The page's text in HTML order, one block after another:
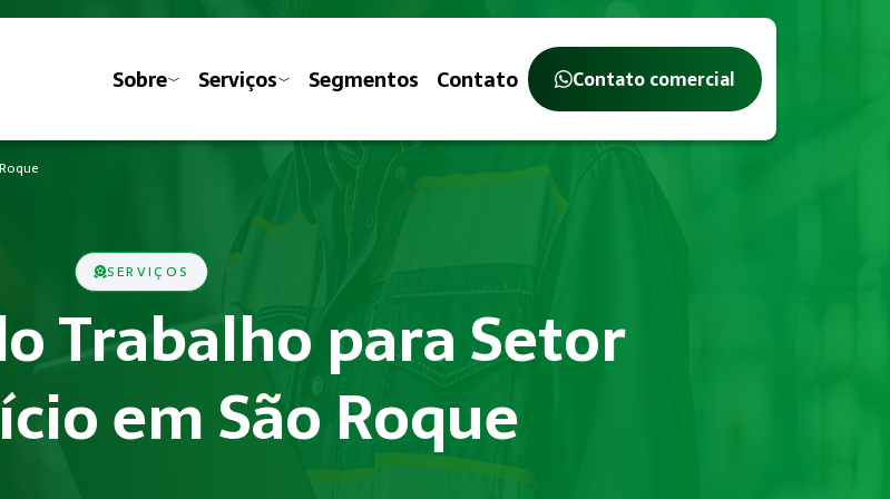
Sobre Serviços Segmentos Contato Contato comercial
SERVIÇOS
Trabalho para Setor
em São Roque